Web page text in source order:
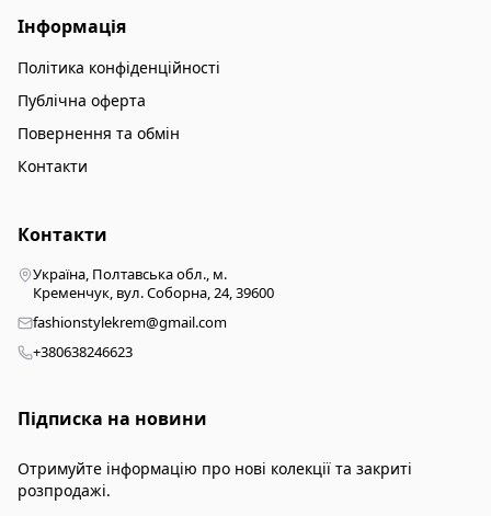
Інформація
Політика конфіденційності
Публічна оферта
Повернення та обмін
Контакти
Контакти
Україна, Полтавська обл., м.
Кременчук, вул. Соборна, 24, 39600
fashionstylekrem@gmail.com
+380638246623
Підписка на новини
Отримуйте інформацію про нові колекції та закриті
розпродажі.